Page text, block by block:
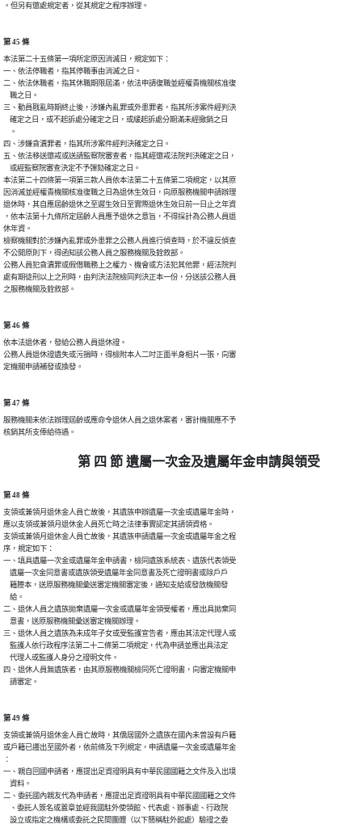
。但另有懲處規定者，從其規定之程序辦理。
第 45 條
本法第二十五條第一項所定原因消滅日，規定如下：
一、依法停職者，指其停職事由消滅之日。
二、依法休職者，指其休職期限屆滿，依法申請復職並經權責機關核准復
    職之日。
三、動員戡亂時期終止後，涉嫌內亂罪或外患罪者，指其所涉案件經判決
    確定之日，或不起訴處分確定之日，或緩起訴處分期滿未經撤銷之日
    。
四、涉嫌貪瀆罪者，指其所涉案件經判決確定之日。
五、依法移送懲戒或送請監察院審查者，指其經懲戒法院判決確定之日，
    或經監察院審查決定不予彈劾確定之日。
本法第二十四條第一項第三款人員依本法第二十五條第二項規定，以其原
因消滅並經權責機關核准復職之日為退休生效日，向原服務機關申請辦理
退休時，其自應屆齡退休之至遲生效日至實際退休生效日前一日止之年資
，依本法第十九條所定屆齡人員應予退休之意旨，不得採計為公務人員退
休年資。
檢察機關對於涉嫌內亂罪或外患罪之公務人員進行偵查時，於不違反偵查
不公開原則下，得函知該公務人員之服務機關及銓敘部。
公務人員犯貪瀆罪或假借職務上之權力、機會或方法犯其他罪，經法院判
處有期徒刑以上之刑時，由判決法院檢同判決正本一份，分送該公務人員
之服務機關及銓敘部。
第 46 條
依本法退休者，發給公務人員退休證。
公務人員退休證遺失或污損時，得檢附本人二吋正面半身相片一張，向審
定機關申請補發或換發。
第 47 條
服務機關未依法辦理屆齡或應命令退休人員之退休案者，審計機關應不予
核銷其所支俸給待遇。
第 四 節 遺屬一次金及遺屬年金申請與領受
第 48 條
支領或兼領月退休金人員亡故後，其遺族申辦遺屬一次金或遺屬年金時，
應以支領或兼領月退休金人員死亡時之法律事實認定其請領資格。
支領或兼領月退休金人員亡故後，其遺族申請遺屬一次金或遺屬年金之程
序，規定如下：
一、填具遺屬一次金或遺屬年金申請書，檢同遺族系統表、遺族代表領受
    遺屬一次金同意書或遺族領受遺屬年金同意書及死亡證明書或除戶戶
    籍謄本，送原服務機關彙送審定機關審定後，通知支給或發放機關發
    給。
二、退休人員之遺族拋棄遺屬一次金或遺屬年金領受權者，應出具拋棄同
    意書，送原服務機關彙送審定機關辦理。
三、退休人員之遺族為未成年子女或受監護宣告者，應由其法定代理人或
    監護人依行政程序法第二十二條第二項規定，代為申請並應出具法定
    代理人或監護人身分之證明文件。
四、退休人員無遺族者，由其原服務機關檢同死亡證明書，向審定機關申
    請審定。
第 49 條
支領或兼領月退休金人員亡故時，其僑居國外之遺族在國內未曾設有戶籍
或戶籍已遷出至國外者，依前條及下列規定，申請遺屬一次金或遺屬年金
：
一、親自回國申請者，應提出足資證明具有中華民國國籍之文件及入出境
    資料。
二、委託國內親友代為申請者，應提出足資證明具有中華民國國籍之文件
    、委託人簽名或蓋章並經我國駐外使領館、代表處、辦事處、行政院
    設立或指定之機構或委託之民間團體（以下簡稱駐外館處）驗證之委